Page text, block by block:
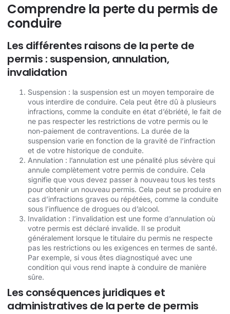
Comprendre la perte du permis de
conduire
Les différentes raisons de la perte de
permis : suspension, annulation,
invalidation
Suspension : la suspension est un moyen temporaire de
vous interdire de conduire. Cela peut être dû à plusieurs
infractions, comme la conduite en état d’ébriété, le fait de
ne pas respecter les restrictions de votre permis ou le
non-paiement de contraventions. La durée de la
suspension varie en fonction de la gravité de l’infraction
et de votre historique de conduite.
Annulation : l’annulation est une pénalité plus sévère qui
annule complètement votre permis de conduire. Cela
signifie que vous devez passer à nouveau tous les tests
pour obtenir un nouveau permis. Cela peut se produire en
cas d’infractions graves ou répétées, comme la conduite
sous l’influence de drogues ou d’alcool.
Invalidation : l’invalidation est une forme d’annulation où
votre permis est déclaré invalide. Il se produit
généralement lorsque le titulaire du permis ne respecte
pas les restrictions ou les exigences en termes de santé.
Par exemple, si vous êtes diagnostiqué avec une
condition qui vous rend inapte à conduire de manière
sûre.
Les conséquences juridiques et
administratives de la perte de permis